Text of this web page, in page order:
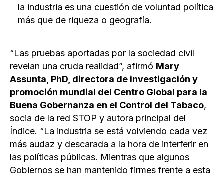
la industria es una cuestión de voluntad política
más que de riqueza o geografía.
“Las pruebas aportadas por la sociedad civil
revelan una cruda realidad”, afirmó Mary
Assunta, PhD, directora de investigación y
promoción mundial del Centro Global para la
Buena Gobernanza en el Control del Tabaco,
socia de la red STOP y autora principal del
Índice. “La industria se está volviendo cada vez
más audaz y descarada a la hora de interferir en
las políticas públicas. Mientras que algunos
Gobiernos se han mantenido firmes frente a esta